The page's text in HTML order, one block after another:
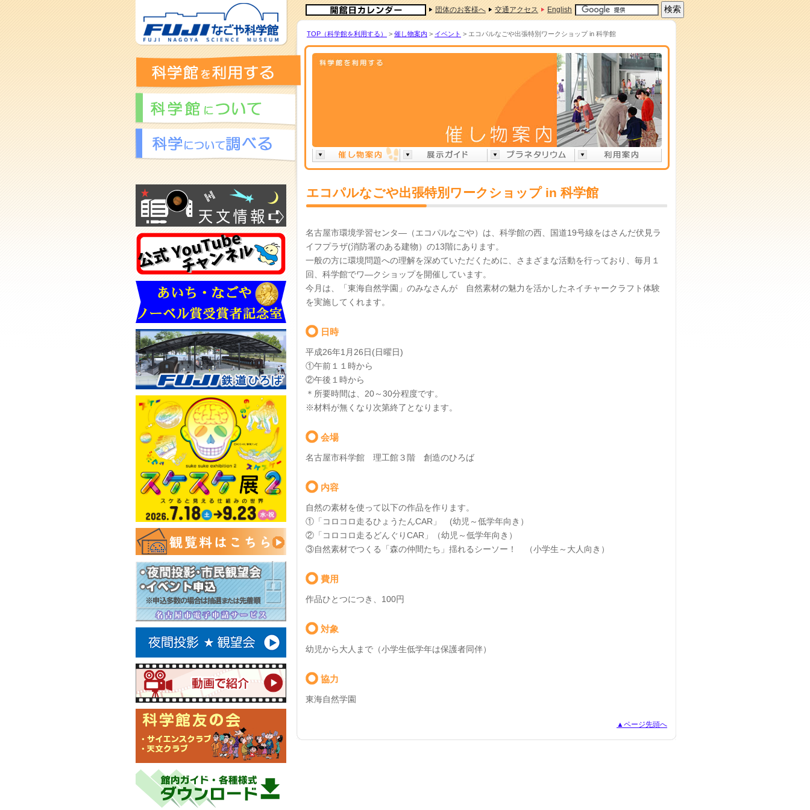
団体のお客様へ 交通アクセス English
TOP（科学館を利用する） > 催し物案内 > イベント > エコパルなごや出張特別ワークショップ in 科学館
エコパルなごや出張特別ワークショップ in 科学館
名古屋市環境学習センタ―（エコパルなごや）は、科学館の西、国道19号線をはさんだ伏見ラ
イフプラザ(消防署のある建物）の13階にあります。
一般の方に環境問題への理解を深めていただくために、さまざまな活動を行っており、毎月１
回、科学館でワ―クショップを開催しています。
今月は、「東海自然学園」のみなさんが 自然素材の魅力を活かしたネイチャークラフト体験
を実施してくれます。
日時
平成26年1月26日(日曜日)
①午前１１時から
②午後１時から
＊所要時間は、20～30分程度です。
※材料が無くなり次第終了となります。
会場
名古屋市科学館 理工館３階 創造のひろば
内容
自然の素材を使って以下の作品を作ります。
①「コロコロ走るひょうたんCAR」 (幼児～低学年向き）
②「コロコロ走るどんぐりCAR」（幼児～低学年向き）
③自然素材でつくる「森の仲間たち」揺れるシーソー！ （小学生～大人向き）
費用
作品ひとつにつき、100円
対象
幼児から大人まで（小学生低学年は保護者同伴）
協力
東海自然学園
▲ページ先頭へ